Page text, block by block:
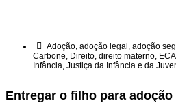
Adoção, adoção legal , adoção
Carbone, Direito, direito materno, ECA
Infância, Justiça da Infância e da
Entregar o filho para